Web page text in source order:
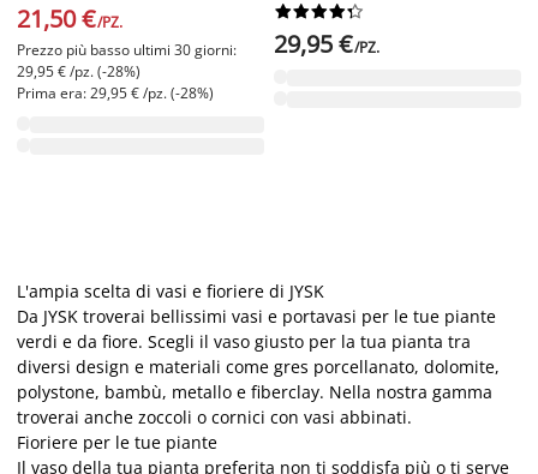
21,50 €/PZ.
Prezzo più basso ultimi 30 giorni:
29,95 € /pz. (-28%)
Prima era: 29,95 € /pz. (-28%)






29,95 €/PZ.
L'ampia scelta di vasi e fioriere di JYSK
Da JYSK troverai bellissimi vasi e portavasi per le tue piante
verdi e da fiore. Scegli il vaso giusto per la tua pianta tra
diversi design e materiali come gres porcellanato, dolomite,
polystone, bambù, metallo e fiberclay. Nella nostra gamma
troverai anche zoccoli o cornici con vasi abbinati.
Fioriere per le tue piante
Il vaso della tua pianta preferita non ti soddisfa più o ti serve